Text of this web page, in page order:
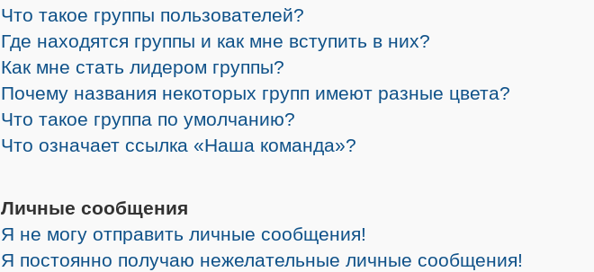
Что такое группы пользователей?
Где находятся группы и как мне вступить в них?
Как мне стать лидером группы?
Почему названия некоторых групп имеют разные цвета?
Что такое группа по умолчанию?
Что означает ссылка «Наша команда»?
Личные сообщения
Я не могу отправить личные сообщения!
Я постоянно получаю нежелательные личные сообщения!